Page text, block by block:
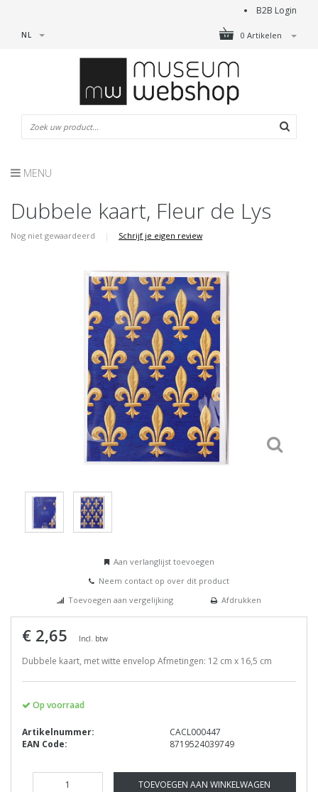
B2B Login
0 Artikelen
NL
MENU
Dubbele kaart, Fleur de Lys
Nog niet gewaardeerd | Schrijf je eigen review
Aan verlanglijst toevoegen
Neem contact op over dit product
Toevoegen aan vergelijking
Afdrukken
€ 2,65 Incl. btw
Dubbele kaart, met witte envelop Afmetingen: 12 cm x 16,5 cm
Op voorraad
Artikelnummer:
CACL000447
EAN Code:
8719524039749
TOEVOEGEN AAN WINKELWAGEN